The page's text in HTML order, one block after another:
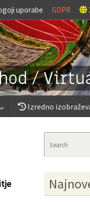
uporabe GDPR
Izredno